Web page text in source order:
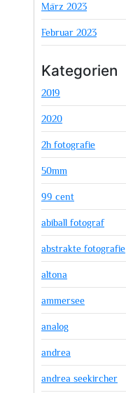
März 2023
Februar 2023
Kategorien
2019
2020
2h fotografie
50mm
99 cent
abiball fotograf
abstrakte fotografie
altona
ammersee
analog
andrea
andrea seekircher